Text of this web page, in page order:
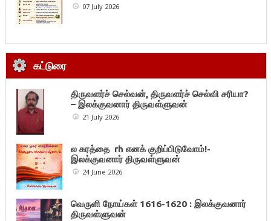
07 July 2026
கட்டுரை
திருவளர்ச் செல்வன், திருவளர்ச் செல்வி சரியா?
– இலக்குவனார் திருவள்ளுவன்
21 July 2026
ல கரத்தை rh எனக் குறிப்பிடுவோம்!-
இலக்குவனார் திருவள்ளுவன்
24 June 2026
வெருளி நோய்கள் 1616-1620 : இலக்குவனார்
திருவள்ளுவன்